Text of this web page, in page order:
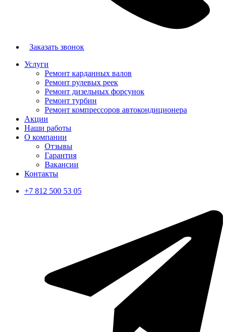
Заказать звонок
Услуги
Ремонт карданных валов
Ремонт рулевых реек
Ремонт дизельных форсунок
Ремонт турбин
Ремонт компрессоров автокондиционера
Акции
Наши работы
О компании
Отзывы
Гарантия
Вакансии
Контакты
+7 812 500 53 05